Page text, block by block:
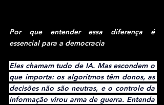
Por que entender essa diferença é
essencial para a democracia
Eles chamam tudo de IA. Mas escondem o
que importa: os algoritmos têm donos, as
decisões não são neutras, e o controle da
informação virou arma de guerra. Entenda